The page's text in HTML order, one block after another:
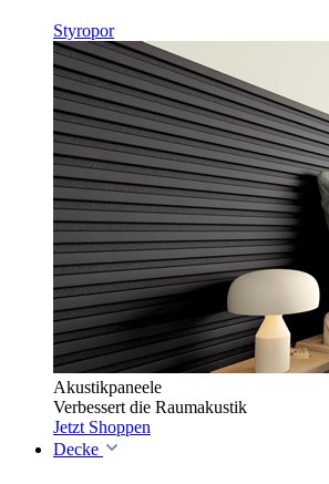
Styropor
Akustikpaneele
Verbessert die Raumakustik
Jetzt Shoppen
Decke